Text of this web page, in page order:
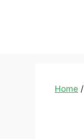
Home /